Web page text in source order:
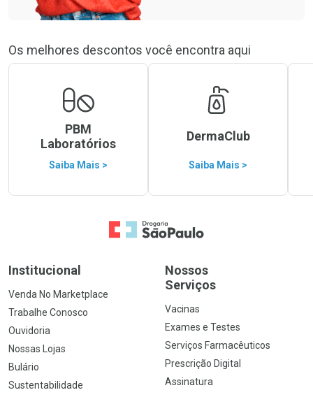
Os melhores descontos você encontra aqui
PBM
Laboratórios
Saiba Mais >
DermaClub
Saiba Mais >
Ir para a Home
Institucional
Venda No Marketplace
Trabalhe Conosco
Ouvidoria
Nossas Lojas
Bulário
Sustentabilidade
Nossos
Serviços
Vacinas
Exames e Testes
Serviços Farmacêuticos
Prescrição Digital
Assinatura